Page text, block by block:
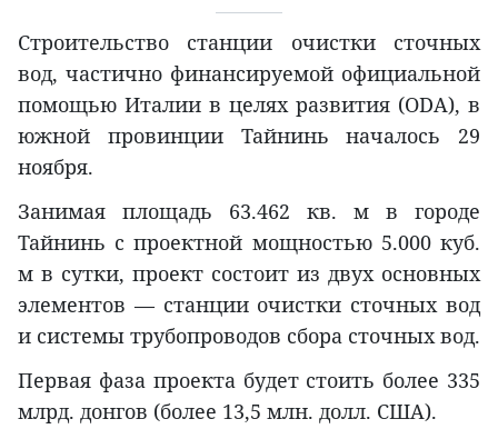
Строительство станции очистки сточных
вод, частично финансируемой официальной
помощью Италии в целях развития (ODA), в
южной провинции Тайнинь началось 29
ноября.
Занимая площадь 63.462 кв. м в городе
Тайнинь с проектной мощностью 5.000 куб.
м в сутки, проект состоит из двух основных
элементов — станции очистки сточных вод
и системы трубопроводов сбора сточных вод.
Первая фаза проекта будет стоить более 335
млрд. донгов (более 13,5 млн. долл. США).